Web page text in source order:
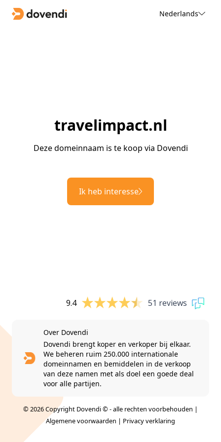
Nederlands
travelimpact.nl
Deze domeinnaam is te koop via Dovendi
Ik heb interesse
9.4 51 reviews
Over Dovendi
Dovendi brengt koper en verkoper bij elkaar.
We beheren ruim 250.000 internationale
domeinnamen en bemiddelen in de verkoop
van deze namen met als doel een goede deal
voor alle partijen.
© 2026 Copyright Dovendi © - alle rechten voorbehouden |
Algemene voorwaarden | Privacy verklaring